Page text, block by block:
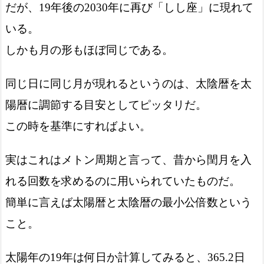
だが、19年後の2030年に再び「しし座」に現れて
いる。
しかも月の形もほぼ同じである。
同じ日に同じ月が現れるというのは、太陰暦を太
陽暦に調節する目安としてピッタリだ。
この時を基準にすればよい。
実はこれはメトン周期と言って、昔から閏月を入
れる回数を求めるのに用いられていたものだ。
簡単に言えば太陽暦と太陰暦の最小公倍数という
こと。
太陽年の19年は何日か計算してみると、365.2日